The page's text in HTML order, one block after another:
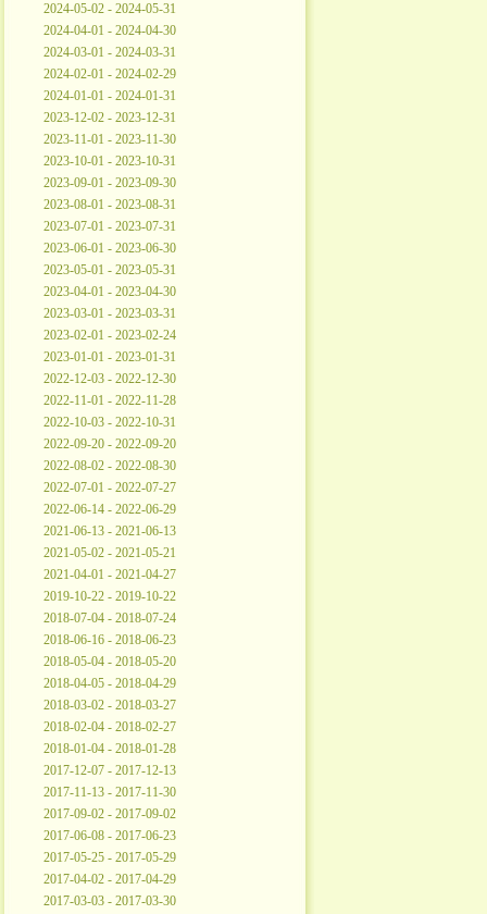
2024-05-02 - 2024-05-31
2024-04-01 - 2024-04-30
2024-03-01 - 2024-03-31
2024-02-01 - 2024-02-29
2024-01-01 - 2024-01-31
2023-12-02 - 2023-12-31
2023-11-01 - 2023-11-30
2023-10-01 - 2023-10-31
2023-09-01 - 2023-09-30
2023-08-01 - 2023-08-31
2023-07-01 - 2023-07-31
2023-06-01 - 2023-06-30
2023-05-01 - 2023-05-31
2023-04-01 - 2023-04-30
2023-03-01 - 2023-03-31
2023-02-01 - 2023-02-24
2023-01-01 - 2023-01-31
2022-12-03 - 2022-12-30
2022-11-01 - 2022-11-28
2022-10-03 - 2022-10-31
2022-09-20 - 2022-09-20
2022-08-02 - 2022-08-30
2022-07-01 - 2022-07-27
2022-06-14 - 2022-06-29
2021-06-13 - 2021-06-13
2021-05-02 - 2021-05-21
2021-04-01 - 2021-04-27
2019-10-22 - 2019-10-22
2018-07-04 - 2018-07-24
2018-06-16 - 2018-06-23
2018-05-04 - 2018-05-20
2018-04-05 - 2018-04-29
2018-03-02 - 2018-03-27
2018-02-04 - 2018-02-27
2018-01-04 - 2018-01-28
2017-12-07 - 2017-12-13
2017-11-13 - 2017-11-30
2017-09-02 - 2017-09-02
2017-06-08 - 2017-06-23
2017-05-25 - 2017-05-29
2017-04-02 - 2017-04-29
2017-03-03 - 2017-03-30